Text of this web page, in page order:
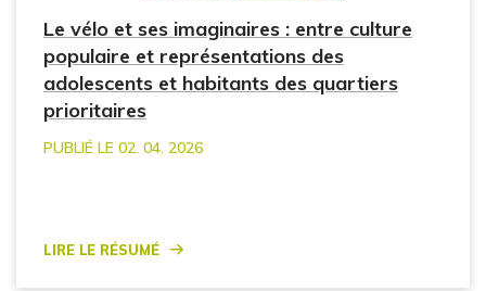
Le vélo et ses imaginaires : entre culture
populaire et représentations des
adolescents et habitants des quartiers
prioritaires
PUBLIÉ LE 02. 04. 2026
Lire le résumé